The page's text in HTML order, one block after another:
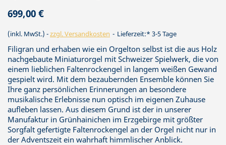
699,00 €
(inkl. MwSt.) zzgl. Versandkosten Lieferzeit:* 3-5 Tage
Filigran und erhaben wie ein Orgelton selbst ist die aus Holz
nachgebaute Miniaturorgel mit Schweizer Spielwerk, die von
einem lieblichen Faltenrockengel in langem weißen Gewand
gespielt wird. Mit dem bezaubernden Ensemble können Sie
Ihre ganz persönlichen Erinnerungen an besondere
musikalische Erlebnisse nun optisch im eigenen Zuhause
aufleben lassen. Aus diesem Grund ist der in unserer
Manufaktur in Grünhainichen im Erzgebirge mit größter
Sorgfalt gefertigte Faltenrockengel an der Orgel nicht nur in
der Adventszeit ein wahrhaft himmlischer Anblick.